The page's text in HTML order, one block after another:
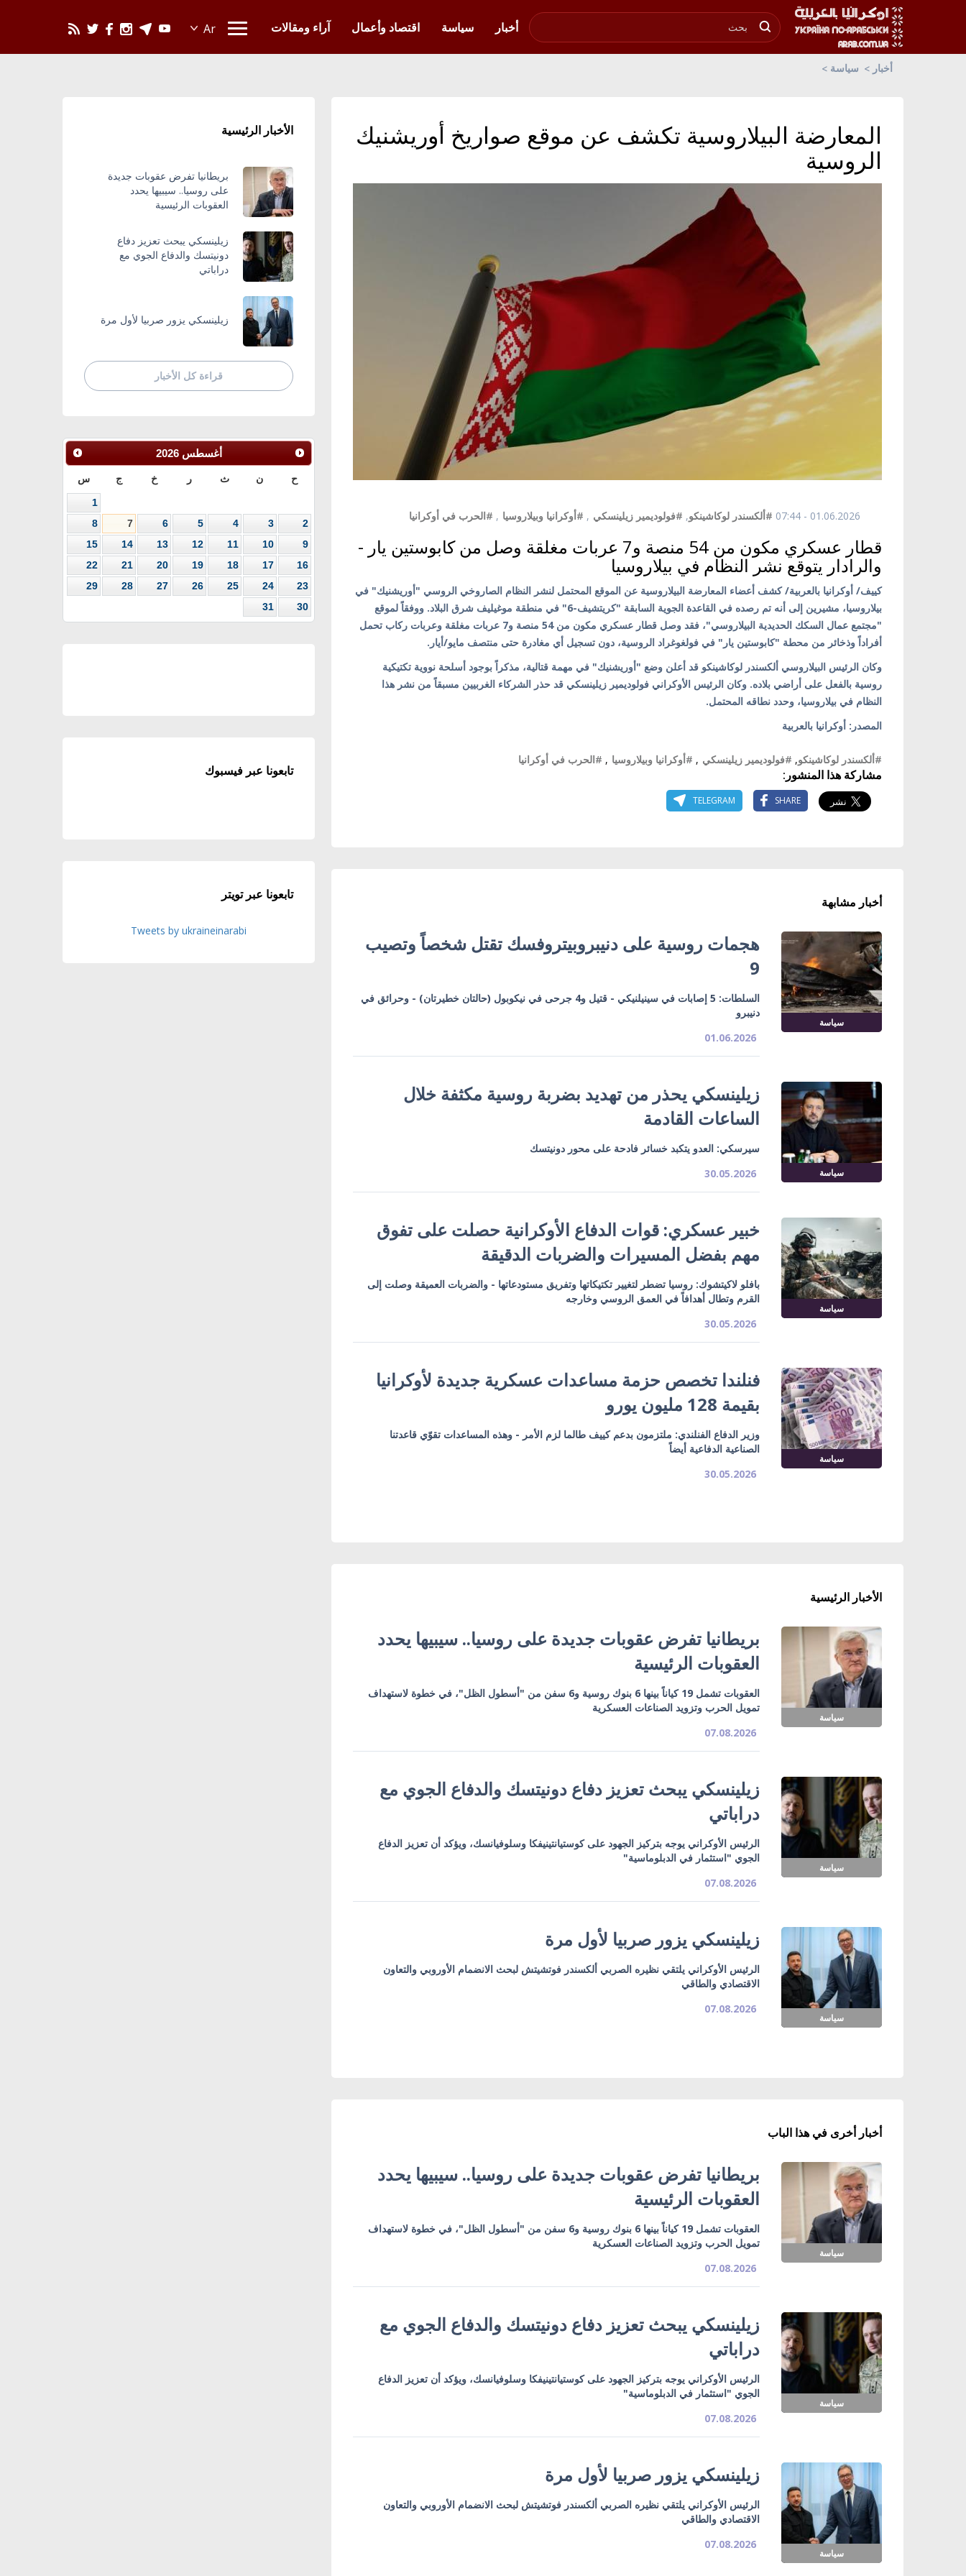
أخبار
سياسة اقتصاد وأعمال آراء ومقالات
أخبار سياسة
المعارضة البيلاروسية تكشف عن موقع صواريخ أوريشنيك
الروسية
01.06.2026 - 07:44 #ألكسندر لوكاشينكو, #فولوديمير زيلينسكي , #أوكرانيا وبيلاروسيا , #الحرب في أوكرانيا
قطار عسكري مكون من 54 منصة و7 عربات مغلقة وصل من كابوستين يار -
والرادار يتوقع نشر النظام في بيلاروسيا
كييف/ أوكرانيا بالعربية/ كشف أعضاء المعارضة البيلاروسية عن الموقع المحتمل لنشر النظام الصاروخي الروسي "أوريشنيك" في
بيلاروسيا، مشيرين إلى أنه تم رصده في القاعدة الجوية السابقة "كريتشيف-6" في منطقة موغيليف شرق البلاد. ووفقاً لموقع
"مجتمع عمال السكك الحديدية البيلاروسي"، فقد وصل قطار عسكري مكون من 54 منصة و7 عربات مغلقة وعربات ركاب تحمل
أفراداً وذخائر من محطة "كابوستين يار" في فولغوغراد الروسية، دون تسجيل أي مغادرة حتى منتصف مايو/أيار.
وكان الرئيس البيلاروسي ألكسندر لوكاشينكو قد أعلن وضع "أوريشنيك" في مهمة قتالية، مذكراً بوجود أسلحة نووية تكتيكية
روسية بالفعل على أراضي بلاده. وكان الرئيس الأوكراني فولوديمير زيلينسكي قد حذر الشركاء الغربيين مسبقاً من نشر هذا
النظام في بيلاروسيا، وحدد نطاقه المحتمل.
المصدر: أوكرانيا بالعربية
#ألكسندر لوكاشينكو, #فولوديمير زيلينسكي , #أوكرانيا وبيلاروسيا , #الحرب في أوكرانيا
مشاركة هذا المنشور:
SHARE
TELEGRAM
أخبار مشابهة
سياسة
هجمات روسية على دنيبروبيتروفسك تقتل شخصاً وتصيب
9
السلطات: 5 إصابات في سينيلنيكي - قتيل و4 جرحى في نيكوبول (حالتان خطيرتان) - وحرائق في
دنيبرو
01.06.2026
سياسة
زيلينسكي يحذر من تهديد بضربة روسية مكثفة خلال
الساعات القادمة
سيرسكي: العدو يتكبد خسائر فادحة على محور دونيتسك
30.05.2026
سياسة
خبير عسكري: قوات الدفاع الأوكرانية حصلت على تفوق
مهم بفضل المسيرات والضربات الدقيقة
بافلو لاكيتشوك: روسيا تضطر لتغيير تكتيكاتها وتفريق مستودعاتها - والضربات العميقة وصلت إلى
القرم وتطال أهدافاً في العمق الروسي وخارجه
30.05.2026
سياسة
فنلندا تخصص حزمة مساعدات عسكرية جديدة لأوكرانيا
بقيمة 128 مليون يورو
وزير الدفاع الفنلندي: ملتزمون بدعم كييف طالما لزم الأمر - وهذه المساعدات تقوّي قاعدتنا
الصناعية الدفاعية أيضاً
30.05.2026
الأخبار الرئيسية
سياسة
بريطانيا تفرض عقوبات جديدة على روسيا.. سيبيها يحدد
العقوبات الرئيسية
العقوبات تشمل 19 كياناً بينها 6 بنوك روسية و6 سفن من "أسطول الظل"، في خطوة لاستهداف
تمويل الحرب وتزويد الصناعات العسكرية
07.08.2026
سياسة
زيلينسكي يبحث تعزيز دفاع دونيتسك والدفاع الجوي مع
دراباتي
الرئيس الأوكراني يوجه بتركيز الجهود على كوستيانتينيفكا وسلوفيانسك، ويؤكد أن تعزيز الدفاع
الجوي "استثمار في الدبلوماسية"
07.08.2026
سياسة
زيلينسكي يزور صربيا لأول مرة
الرئيس الأوكراني يلتقي نظيره الصربي ألكسندر فوتشيتش لبحث الانضمام الأوروبي والتعاون
الاقتصادي والطاقي
07.08.2026
أخبار أخرى في هذا الباب
سياسة
بريطانيا تفرض عقوبات جديدة على روسيا.. سيبيها يحدد
العقوبات الرئيسية
العقوبات تشمل 19 كياناً بينها 6 بنوك روسية و6 سفن من "أسطول الظل"، في خطوة لاستهداف
تمويل الحرب وتزويد الصناعات العسكرية
07.08.2026
سياسة
زيلينسكي يبحث تعزيز دفاع دونيتسك والدفاع الجوي مع
دراباتي
الرئيس الأوكراني يوجه بتركيز الجهود على كوستيانتينيفكا وسلوفيانسك، ويؤكد أن تعزيز الدفاع
الجوي "استثمار في الدبلوماسية"
07.08.2026
سياسة
زيلينسكي يزور صربيا لأول مرة
الرئيس الأوكراني يلتقي نظيره الصربي ألكسندر فوتشيتش لبحث الانضمام الأوروبي والتعاون
الاقتصادي والطاقي
07.08.2026
الأخبار الرئيسية
بريطانيا تفرض عقوبات جديدة
على روسيا.. سيبيها يحدد
العقوبات الرئيسية
زيلينسكي يبحث تعزيز دفاع
دونيتسك والدفاع الجوي مع
دراباتي
زيلينسكي يزور صربيا لأول مرة
قراءة كل الأخبار
أغسطس 2026
ح ن ث ر خ ج س
1
2
3
4
5
6
7
8
9
10
11
12
13
14
15
16
17
18
19
20
21
22
23
24
25
26
27
28
29
30
31
تابعونا عبر فيسبوك
تابعونا عبر تويتر
Tweets by ukraineinarabi